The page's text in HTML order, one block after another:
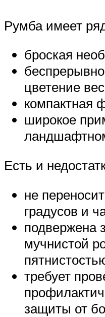
Румба имеет
броская
цветение
компактная
широкое
Есть и
не
градусов и
подвержена
мучнистой
требует
защиты от